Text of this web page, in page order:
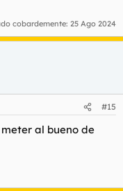
cobardemente: 25 Ago 2024
#15
al bueno de